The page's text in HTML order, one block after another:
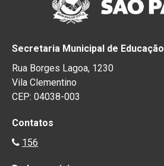
Secretaria Municipal de Educação
Rua Borges Lagoa, 1230
Vila Clementino
CEP: 04038-003
Contatos
156